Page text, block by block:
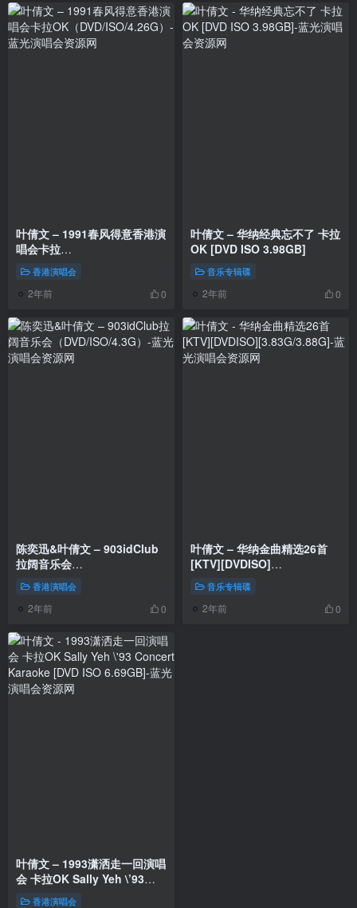
叶倩文 – 1991春风得意香港演
唱会卡拉
OK（DVD/ISO/4.26G）
香港演唱会
2年前 0
叶倩文 – 华纳经典忘不了 卡拉
OK [DVD ISO 3.98GB]
音乐专辑碟
2年前 0
陈奕迅&叶倩文 – 903idClub
拉阔音乐会
（DVD/ISO/4.3G）
香港演唱会
2年前 0
叶倩文 – 华纳金曲精选26首
[KTV][DVDISO]
[3.83G/3.88G]
音乐专辑碟
2年前 0
叶倩文 – 1993潇洒走一回演唱
会 卡拉OK Sally Yeh \’93
Concert Karaoke [DVD ISO
香港演唱会